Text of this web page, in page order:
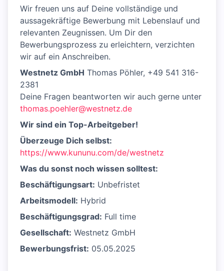
Wir freuen uns auf Deine vollständige und
aussagekräftige Bewerbung mit Lebenslauf und
relevanten Zeugnissen. Um Dir den
Bewerbungsprozess zu erleichtern, verzichten
wir auf ein Anschreiben.
Westnetz GmbH Thomas Pöhler, +49 541 316-
2381
Deine Fragen beantworten wir auch gerne unter
thomas.poehler@westnetz.de
Wir sind ein Top-Arbeitgeber!
Überzeuge Dich selbst:
https://www.kununu.com/de/westnetz
Was du sonst noch wissen solltest:
Beschäftigungsart: Unbefristet
Arbeitsmodell: Hybrid
Beschäftigungsgrad: Full time
Gesellschaft: Westnetz GmbH
Bewerbungsfrist: 05.05.2025